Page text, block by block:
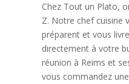
Chez Tout un Plato,
Z. Notre chef cuisine
préparent et vous
directement à votre
réunion à Reims et
vous commandez